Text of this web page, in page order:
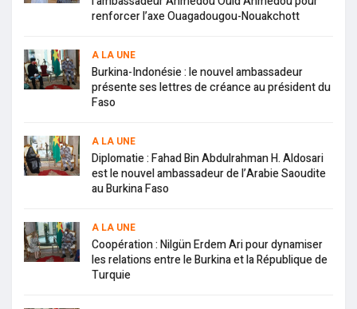
renforcer l’axe Ouagadougou-Nouakchott
A LA UNE
Burkina-Indonésie : le nouvel ambassadeur
présente ses lettres de créance au président du
Faso
A LA UNE
Diplomatie : Fahad Bin Abdulrahman H. Aldosari
est le nouvel ambassadeur de l’Arabie Saoudite
au Burkina Faso
A LA UNE
Coopération : Nilgün Erdem Ari pour dynamiser
les relations entre le Burkina et la République de
Turquie